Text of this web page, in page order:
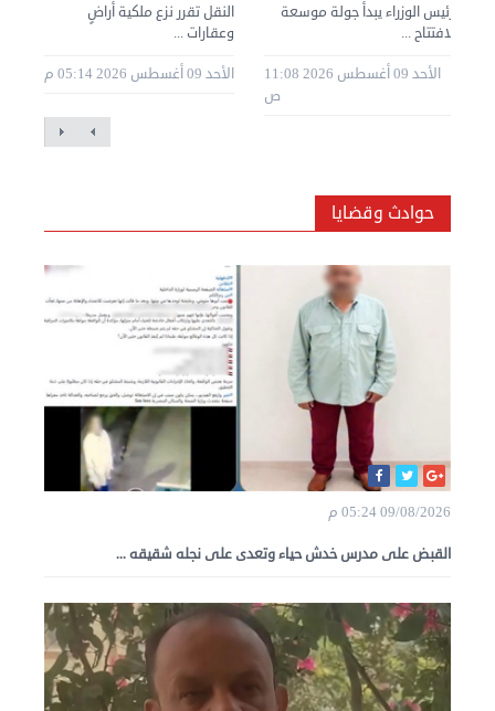
النقل تقرر نزع ملكية أراضٍ
وعقارات ...
الأحد 09 أغسطس 2026 05:14 م
رئيس الوزراء يبدأ جولة موسعة
لافتتاح ...
الأحد 09 أغسطس 2026 11:08
ص
حوادث وقضايا
09/08/2026 05:24 م
القبض على مدرس خدش حياء وتعدى على نجله شقيقه ...